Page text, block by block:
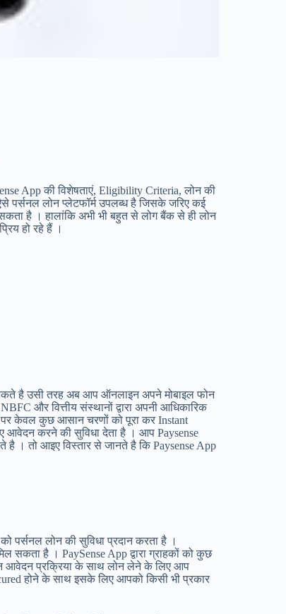
App की विशेषताएं, Eligibility Criteria, लोन की
पर्सनल लोन प्लेटफॉर्म उपलब्ध है जिसके जरिए कई
है । हालांकि अभी भी बहुत से लोग बैंक से ही लोन
हो रहे हैं ।
है उसी तरह अब आप ऑनलाइन अपने मोबाइल फोन
और वित्तीय संस्थानों द्वारा अपनी आधिकारिक
पर केवल कुछ आसान चरणों को पूरा कर Instant
आवेदन करने की सुविधा देता है । आप Paysense
। तो आइए विस्तार से जानते है कि Paysense App
पर्सनल लोन की सुविधा प्रदान करता है ।
सकता है । PaySense App द्वारा ग्राहकों को कुछ
आवेदन प्रक्रिया के साथ लोन लेने के लिए आप
होने के साथ इसके लिए आपको किसी भी प्रकार